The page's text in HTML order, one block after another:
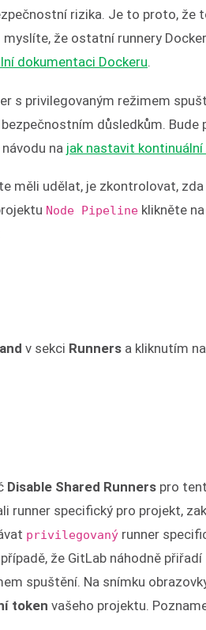
rizika. Je to proto, že
že ostatní runnery
dokumentaci Dockeru.
s privilegovaným režimem
důsledkům.
na jak nastavit
měli udělat, je zkontrolovat,
Node Pipeline klikněte
v sekci Runners a kliknutím
Disable Shared Runners pro
runner specifický pro projekt,
privilegovaný runner
že GitLab náhodně
spuštění. Na snímku
token vašeho projektu.